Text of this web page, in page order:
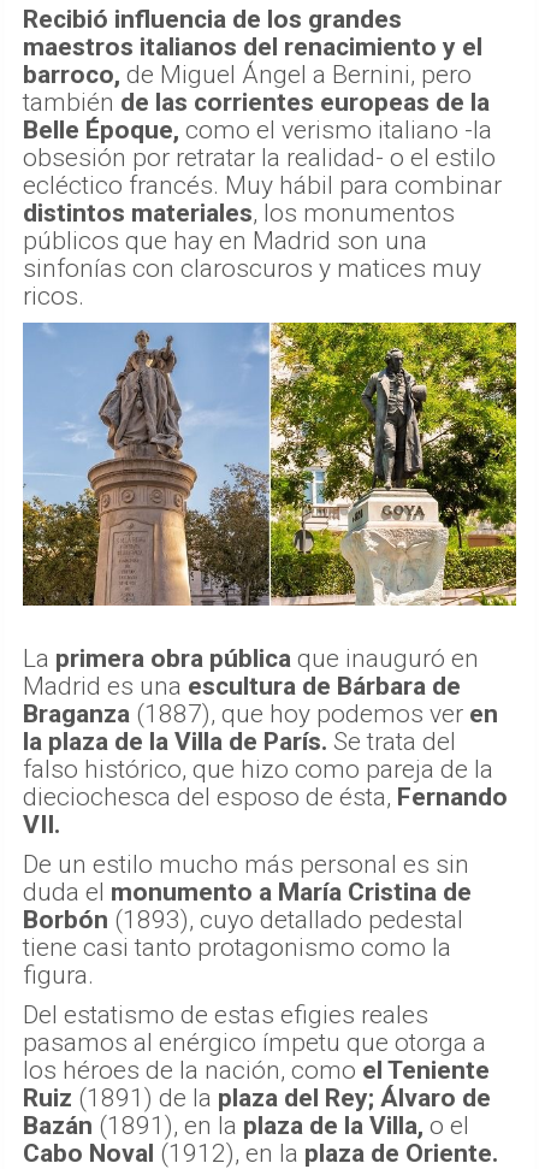
Recibió influencia de los grandes
maestros italianos del renacimiento y el
barroco, de Miguel Ángel a Bernini, pero
también de las corrientes europeas de la
Belle Époque, como el verismo italiano -la
obsesión por retratar la realidad- o el estilo
ecléctico francés. Muy hábil para combinar
distintos materiales, los monumentos
públicos que hay en Madrid son una
sinfonías con claroscuros y matices muy
ricos.
La primera obra pública que inauguró en
Madrid es una escultura de Bárbara de
Braganza (1887), que hoy podemos ver en
la plaza de la Villa de París. Se trata del
falso histórico, que hizo como pareja de la
dieciochesca del esposo de ésta, Fernando
VII.
De un estilo mucho más personal es sin
duda el monumento a María Cristina de
Borbón (1893), cuyo detallado pedestal
tiene casi tanto protagonismo como la
figura.
Del estatismo de estas efigies reales
pasamos al enérgico ímpetu que otorga a
los héroes de la nación, como el Teniente
Ruiz (1891) de la plaza del Rey; Álvaro de
Bazán (1891), en la plaza de la Villa, o el
Cabo Noval (1912), en la plaza de Oriente.